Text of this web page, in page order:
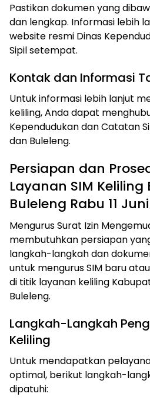
Pastikan dokumen yang
dan lengkap. Informasi lebih
website resmi Dinas
Sipil setempat.
Kontak dan Informasi
Untuk informasi lebih lanjut
keliling, Anda dapat
Kependudukan dan Catatan
dan Buleleng.
Persiapan dan
Layanan SIM
Buleleng Rabu 11
Mengurus Surat Izin
membutuhkan persiapan
langkah-langkah dan
untuk mengurus SIM baru
di titik layanan keliling
Buleleng.
Langkah-Langkah
Keliling
Untuk mendapatkan
optimal, berikut langkah-
dipatuhi: